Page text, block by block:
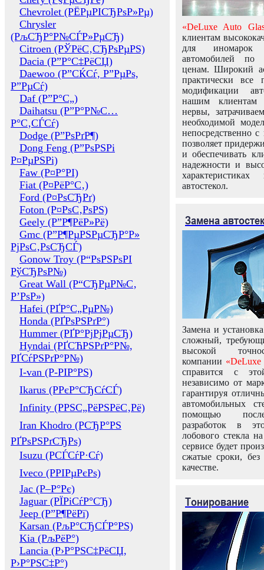
Chevrolet (РЁРµРІСЂРѕР»Рµ)
Chrysler
(РљСЂР°Р№СЃР»РµСЂ)
Citroen (РЎРёС‚СЂРѕРµРЅ)
Dacia (Р”Р°С‡РёСЏ)
Daewoo (Р”СЌСѓ, Р”РµРѕ,
Р”РµСѓ)
Daf (Р”Р°С„)
Daihatsu (Р”Р°Р№С…
Р°С‚СЃСѓ)
Dodge (Р”РѕРґР¶)
Dong Feng (Р”РѕРЅРі
Р¤РµРЅРі)
Faw (Р¤Р°РІ)
Fiat (Р¤РёР°С‚)
Ford (Р¤РѕСЂРґ)
Foton (Р¤РѕС‚РѕРЅ)
Geely (Р”Р¶РёР»Рё)
Gmc (Р”Р¶РµРЅРµСЂР°Р»
РјРѕС‚РѕСЂСЃ)
Gonow Troy (Р“РѕРЅРѕРІ
РўСЂРѕР№)
Great Wall (Р“СЂРµР№С‚
Р’РѕР»)
Hafei (РҐР°С„РµР№)
Honda (РҐРѕРЅРґР°)
Hummer (РҐР°РјРјРµСЂ)
Hyndai (РҐСЋРЅРґР°Р№,
РҐСѓРЅРґР°Р№)
I-van (Р-РІР°РЅ)
Ikarus (РРєР°СЂСѓСЃ)
Infinity (РРЅС„РёРЅРёС‚Рё)
Iran Khodro (РСЂР°РЅ
РҐРѕРЅРґСЂРѕ)
Isuzu (РСЃСѓР·Сѓ)
Iveco (РРІРµРєРѕ)
Jac (Р–Р°Рє)
Jaguar (РЇРіСѓР°СЂ)
Jeep (Р”Р¶РёРї)
Karsan (РљР°СЂСЃР°РЅ)
Kia (РљРёР°)
Lancia (Р›Р°РЅС‡РёСЏ,
Р›Р°РЅС‡Р°)
«DeLuxe Auto
клиентам
для иномарок
автомобилей
ценам. Широкий
практически все
модификации
нашим клиентам
нервы,
необходимой
непосредственно
позволяет
и обеспечивать
надежности и
автостекол.
Замена
Замена и
сложный,
высокой
компании «DeLuxe
справится с
независимо от
гарантируя
автомобильных
помощью
разработок в
лобового стекла
сервисе будет
сжатые сроки,
качестве.
Тонирование